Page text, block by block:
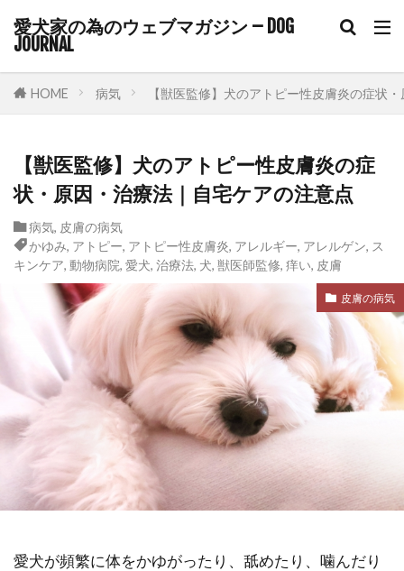
愛犬家の為のウェブマガジン – DOG
JOURNAL
HOME 病気 【獣医監修】犬のアトピー性皮膚炎の症状
【獣医監修】犬のアトピー性皮膚炎の症
状・原因・治療法｜自宅ケアの注意点
病気, 皮膚の病気
かゆみ, アトピー, アトピー性皮膚炎, アレルギー, アレルゲン, ス
キンケア, 動物病院, 愛犬, 治療法, 犬, 獣医師監修, 痒い, 皮膚
皮膚の病気
愛犬が頻繁に体をかゆがったり、舐めたり、噛んだり